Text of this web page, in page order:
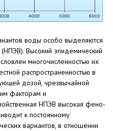
воды особо выделяются
Высокий эпидемический
многочисленностью их
распространенностью в
дозой, чрезвычайной
факторам и
НПЭВ высокая фено-
к постоянному
вариантов, в отношении